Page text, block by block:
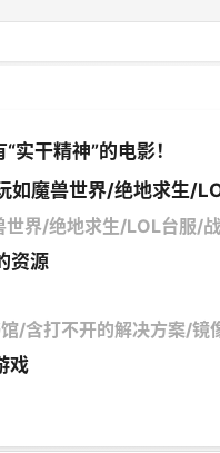
实干精神”的电影！
如魔兽世界/绝地求生/
界/绝地求生/LOL台服/
资源
/含打不开的解决方案/镜
戏